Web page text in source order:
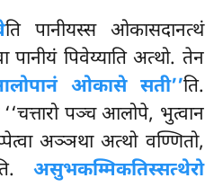
ति पानीयस्स ओकासदानत्थं
पानीयं पिवेय्याति अत्थो. तेन
ओकासे सती’’ति.
पञ्च आलोपे, भुत्वान
अञ्ञथा अत्थो वण्णितो,
असुभकम्मिकतिस्सत्थेरो